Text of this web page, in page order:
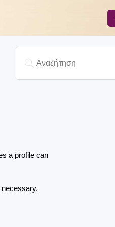
a profile can
necessary,